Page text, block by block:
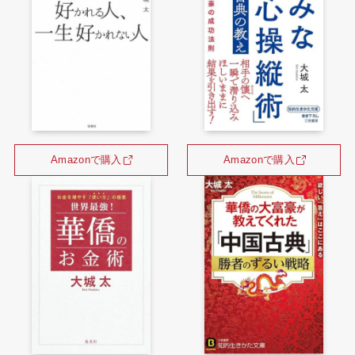
Amazonで購入 Amazonで購入